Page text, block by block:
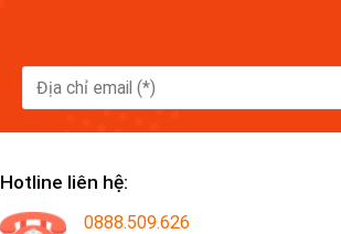
Hotline liên hệ:
0888.509.626